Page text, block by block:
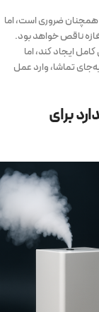
همچنان ضروری است، اما
ناقص خواهد بود.
ایجاد کند، اما
تماشا، وارد عمل
برای